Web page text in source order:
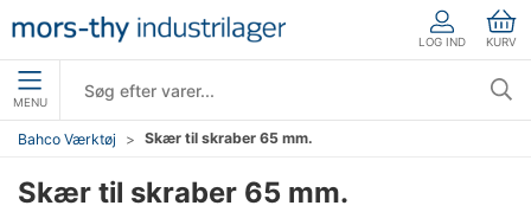
LOG IND KURV
MENU
Bahco Værktøj Skær til skraber 65 mm.
Skær til skraber 65 mm.